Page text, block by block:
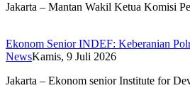
Jakarta – Mantan Wakil Ketua Komisi
Ekonom Senior INDEF: Keberanian
NewsKamis, 9 Juli 2026
Jakarta – Ekonom senior Institute for